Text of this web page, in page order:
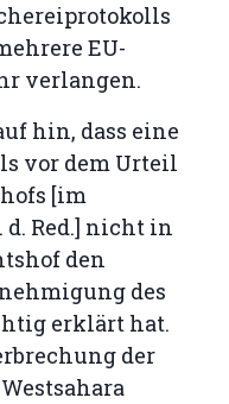
EU-
verlangen.
hin, dass eine
vor dem Urteil
[im
Red.] nicht in
den
des
erklärt hat.
der